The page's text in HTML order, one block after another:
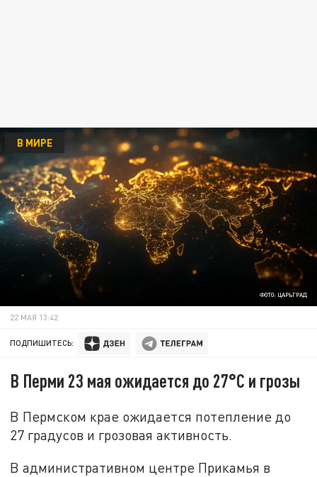
ФОТО: ЦАРЬГРАД
В МИРЕ
22 МАЯ 13:42
ПОДПИШИТЕСЬ:
В Перми 23 мая ожидается до 27°C и грозы
В Пермском крае ожидается потепление до
27 градусов и грозовая активность.
В административном центре Прикамья в